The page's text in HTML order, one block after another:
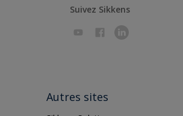
Suivez Sikkens
Autres sites